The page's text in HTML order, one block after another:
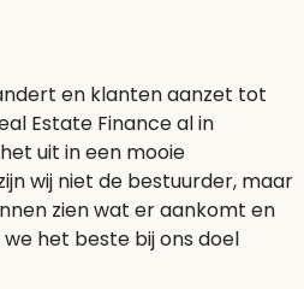
en klanten aanzet tot
Estate Finance al in
uit in een mooie
wij niet de bestuurder, maar
zien wat er aankomt en
het beste bij ons doel